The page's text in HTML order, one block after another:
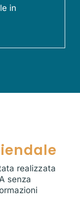
in
realizzata
senza